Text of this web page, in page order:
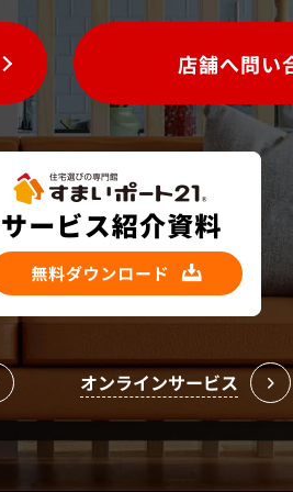
店舗へ問い
オンラインサービス